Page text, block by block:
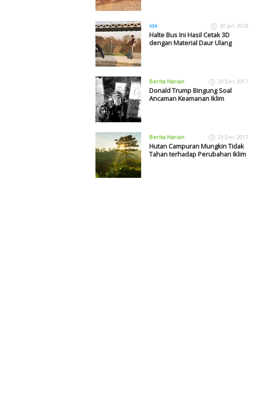
Ide 30 Jan 2018
Halte Bus Ini Hasil Cetak 3D
dengan Material Daur Ulang
Berita Harian 29 Des 2017
Donald Trump Bingung Soal
Ancaman Keamanan Iklim
Berita Harian 23 Des 2017
Hutan Campuran Mungkin Tidak
Tahan terhadap Perubahan Iklim